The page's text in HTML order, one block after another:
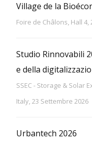
Village de la
Foire de Châlons, Hall 4,
Studio Rinnovabili
e della
SSEC - Storage & Solar
Italy, 23 Settembre 2026
Urbantech 2026